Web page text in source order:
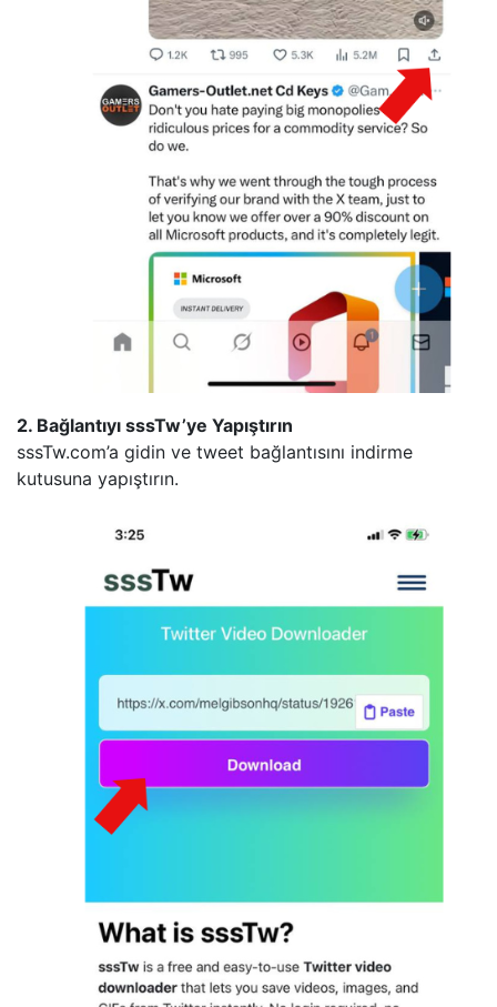
2. Bağlantıyı sssTw’ye Yapıştırın
sssTw.com’a gidin ve tweet bağlantısını indirme
kutusuna yapıştırın.